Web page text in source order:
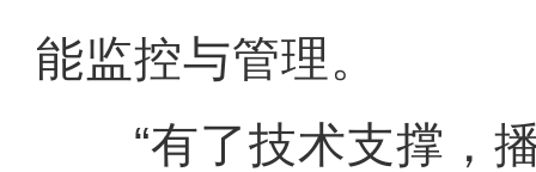
能监控与管理。
“有了技术支撑，播